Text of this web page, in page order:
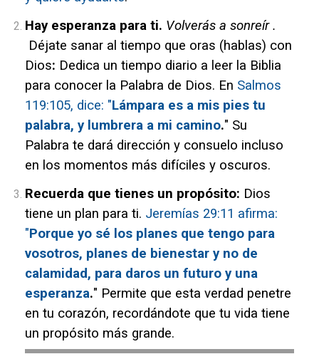
Hay esperanza para ti. Volverás a sonreír .
Déjate sanar al tiempo que oras (hablas) con
Dios: Dedica un tiempo diario a leer la Biblia
para conocer la Palabra de Dios. En Salmos
119:105, dice: "Lámpara es a mis pies tu
palabra, y lumbrera a mi camino." Su
Palabra te dará dirección y consuelo incluso
en los momentos más difíciles y oscuros.
Recuerda que tienes un propósito: Dios
tiene un plan para ti. Jeremías 29:11 afirma:
"Porque yo sé los planes que tengo para
vosotros, planes de bienestar y no de
calamidad, para daros un futuro y una
esperanza." Permite que esta verdad penetre
en tu corazón, recordándote que tu vida tiene
un propósito más grande.